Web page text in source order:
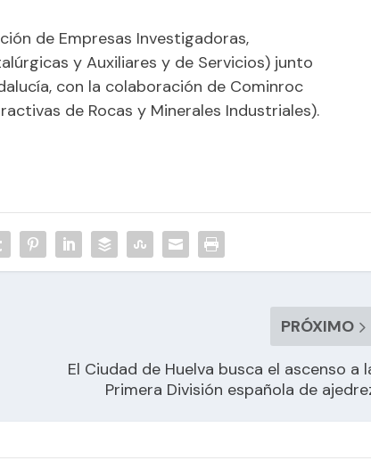
de Empresas Investigadoras,
y Auxiliares y de Servicios) junto
con la colaboración de Cominroc
de Rocas y Minerales Industriales).
PRÓXIMO
El Ciudad de Huelva busca el ascenso a
Primera División española de